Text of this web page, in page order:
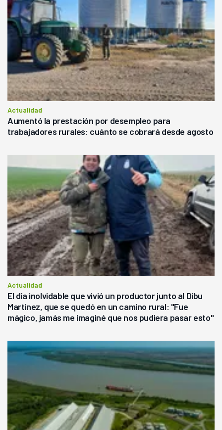
Actualidad
Aumentó la prestación por desempleo para
trabajadores rurales: cuánto se cobrará desde agosto
Actualidad
El día inolvidable que vivió un productor junto al Dibu
Martínez, que se quedó en un camino rural: "Fue
mágico, jamás me imaginé que nos pudiera pasar esto"